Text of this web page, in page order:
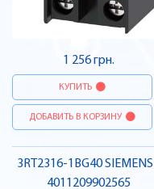
1 256 грн.
КУПИТЬ
ДОБАВИТЬ В КОРЗИНУ
3RT2316-1BG40 SIEMENS |
4011209902565